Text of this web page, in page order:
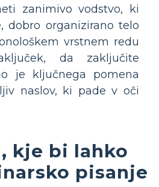
zanimivo vodstvo, ki
dobro organizirano telo
vrstnem redu
da zaključite
je ključnega pomena
naslov, ki pade v oči
kje bi lahko
pisanje